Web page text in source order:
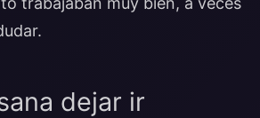
dejar ir